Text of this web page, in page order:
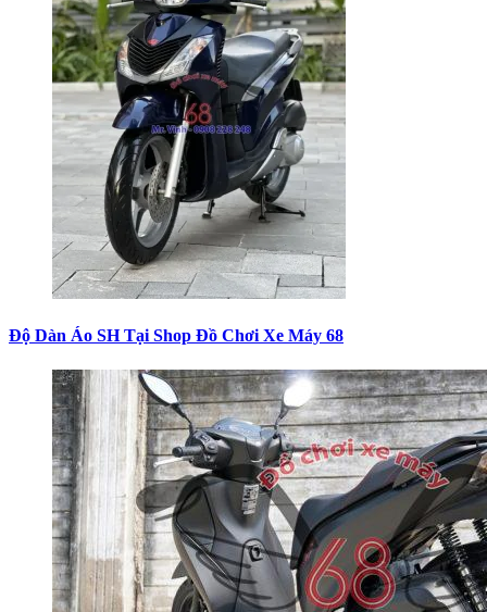
Độ Dàn Áo SH Tại Shop Đồ Chơi Xe Máy 68